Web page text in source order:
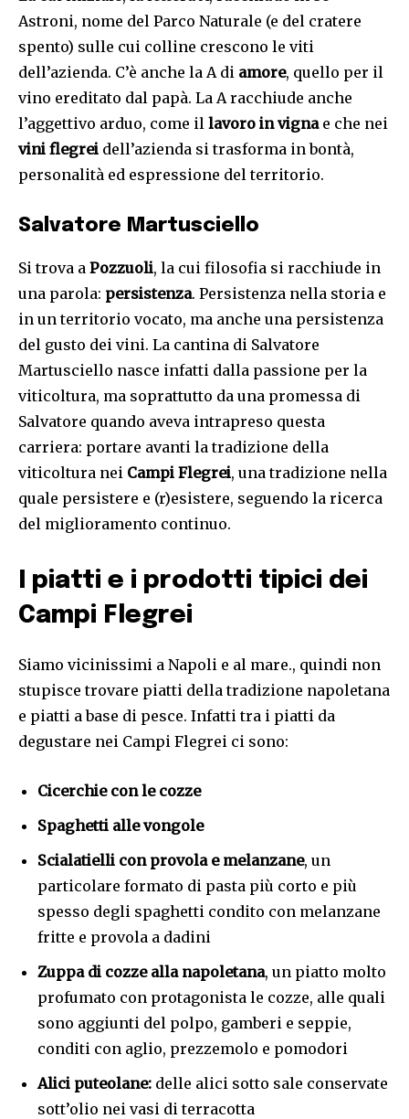
Astroni, nome del Parco Naturale (e del cratere
spento) sulle cui colline crescono le viti
dell’azienda. C’è anche la A di amore, quello per il
vino ereditato dal papà. La A racchiude anche
l’aggettivo arduo, come il lavoro in vignae che nei
vini flegrei dell’azienda si trasforma in bontà,
personalità ed espressione del territorio.
Salvatore Martusciello
Si trova a Pozzuoli, la cui filosofia si racchiude in
una parola: persistenza. Persistenza nella storia e
in un territorio vocato, ma anche una persistenza
del gusto dei vini. La cantina di Salvatore
Martusciello nasce infatti dalla passione per la
viticoltura, ma soprattutto da una promessa di
Salvatore quando aveva intrapreso questa
carriera: portare avanti la tradizione della
viticoltura nei Campi Flegrei, una tradizione nella
quale persistere e (r)esistere, seguendo la ricerca
del miglioramento continuo.
I piatti e i prodotti tipici dei
Campi Flegrei
Siamo vicinissimi a Napoli e al mare., quindi non
stupisce trovare piatti della tradizione napoletana
e piatti a base di pesce. Infatti tra i piatti da
degustare nei Campi Flegrei ci sono:
Cicerchie con le cozze
Spaghetti alle vongole
Scialatielli con provola e melanzane, un
particolare formato di pasta più corto e più
spesso degli spaghetti condito con melanzane
fritte e provola a dadini
Zuppa di cozze alla napoletana, un piatto molto
profumato con protagonista le cozze, alle quali
sono aggiunti del polpo, gamberi e seppie,
conditi con aglio, prezzemolo e pomodori
Alici puteolane: delle alici sotto sale conservate
sott’olio nei vasi di terracotta